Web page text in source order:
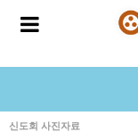
신도회 사진자료